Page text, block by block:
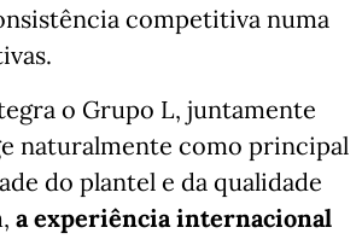
competitiva numa
o Grupo L, juntamente
naturalmente como principal
do plantel e da qualidade
a experiência internacional